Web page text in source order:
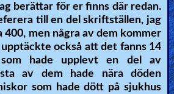
berättar för er finns där redan.
till en del skriftställen, jag
400, men några av dem kommer
också att det fanns 14
som hade upplevt en del av
av dem hade nära döden
som hade dött på sjukhus